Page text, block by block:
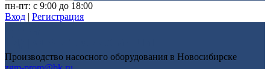
пн-пт: с 9:00 до 18:00
Вход | Регистрация
Производство насосного оборудования в Новосибирске